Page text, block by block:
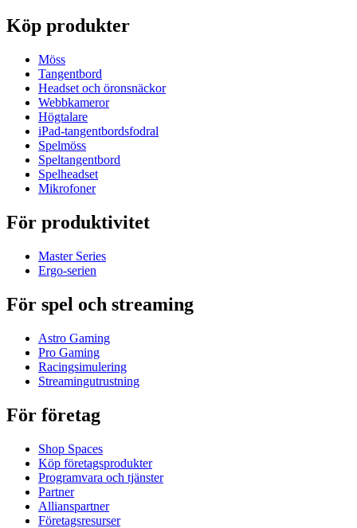
Köp produkter
Möss
Tangentbord
Headset och öronsnäckor
Webbkameror
Högtalare
iPad-tangentbordsfodral
Spelmöss
Speltangentbord
Spelheadset
Mikrofoner
För produktivitet
Master Series
Ergo-serien
För spel och streaming
Astro Gaming
Pro Gaming
Racingsimulering
Streamingutrustning
För företag
Shop Spaces
Köp företagsprodukter
Programvara och tjänster
Partner
Allianspartner
Företagsresurser